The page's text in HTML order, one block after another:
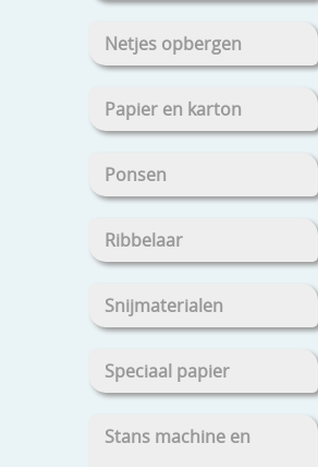
Netjes opbergen
Papier en karton
Ponsen
Ribbelaar
Snijmaterialen
Speciaal papier
Stans machine en